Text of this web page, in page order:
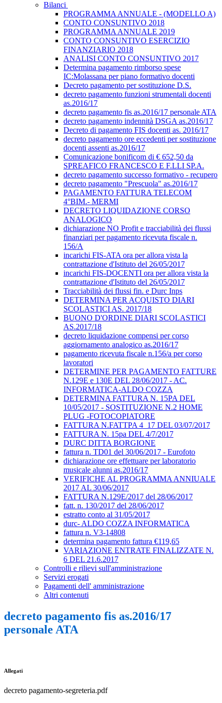
Bilanci
PROGRAMMA ANNUALE - (MODELLO A)
CONTO CONSUNTIVO 2018
PROGRAMMA ANNUALE 2019
CONTO CONSUNTIVO ESERCIZIO
FINANZIARIO 2018
ANALISI CONTO CONSUNTIVO 2017
Determina pagamento rimborso spese
IC:Molassana per piano formativo docenti
Decreto pagamento per sostituzione D.S.
decreto pagamento funzioni strumentali docenti
as.2016/17
decreto pagamento fis as.2016/17 personale ATA
decreto pagamento indennità DSGA as.2016/17
Decreto di pagamento FIS docenti as. 2016/17
decreto pagamento ore eccedenti per sostituzione
docenti assenti as.2016/17
Comunicazione bonificom di € 652,50 da
SPREAFICO FRANCESCO E F.LLI SP.A.
decreto pagamento successo formativo - recupero
decreto pagamento "Prescuola" as.2016/17
PAGAMENTO FATTURA TELECOM
4°BIM.- MERMI
DECRETO LIQUIDAZIONE CORSO
ANALOGICO
dichiarazione NO Profit e tracciabilità dei flussi
finanziari per pagamento ricevuta fiscale n.
156/A
incarichi FIS-ATA ora per allora vista la
contrattazione d'Istituto del 26/05/2017
incarichi FIS-DOCENTI ora per allora vista la
contrattazione d'Istituto del 26/05/2017
Tracciabilità dei flussi fin. e Durc Inps
DETERMINA PER ACQUISTO DIARI
SCOLASTICI AS. 2017/18
BUONO D'ORDINE DIARI SCOLASTICI
AS.2017/18
decreto liquidazione compensi per corso
aggiornamento analogico as.2016/17
pagamento ricevuta fiscale n.156/a per corso
lavoratori
DETERMINE PER PAGAMENTO FATTURE
N.129E e 130E DEL 28/06/2017 - AC.
INFORMATICA-ALDO COZZA
DETERMINA FATTURA N. 15PA DEL
10/05/2017 - SOSTITUZIONE N.2 HOME
PLUG -FOTOCOPIATORE
FATTURA N.FATTPA 4_17 DEL 03/07/2017
FATTURA N. 15pa DEL 4/7/2017
DURC DITTA BORGIONE
fattura n. TD01 del 30/06/2017 - Eurofoto
dichiarazione ore effettuare per laboratorio
musicale alunni as.2016/17
VERIFICHE AL PROGRAMMA ANNIUALE
2017 AL 30/06/2017
FATTURA N.129E/2017 del 28/06/2017
fatt. n. 130/2017 del 28/06/2017
estratto conto al 31/05/2017
durc- ALDO COZZA INFORMATICA
fattura n. V3-14808
determina pagamento fattura €119,65
VARIAZIONE ENTRATE FINALIZZATE N.
6 DEL 21.6.2017
Controlli e rilievi sull'amministrazione
Servizi erogati
Pagamenti dell' amministrazione
Altri contenuti
decreto pagamento fis as.2016/17
personale ATA
Allegati
decreto pagamento-segreteria.pdf